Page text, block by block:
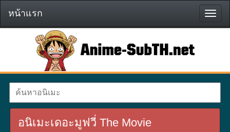
หน้า
แรก
หน้าแรก
อนิเมะเดอะมูฟวี่ The Movie